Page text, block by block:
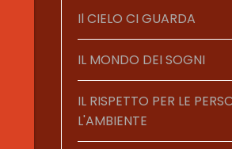
Il CIELO CI GUARDA
IL MONDO DEI SOGNI
IL RISPETTO PER LE
L'AMBIENTE